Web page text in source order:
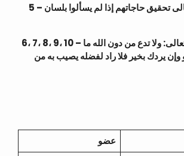
5 – وليس هناك من يعلم ما في ضمير غيره من المطالب والحاجات إلا الله, فكيف يتيسر لغيره تعالى تحقيق حاجاتهم إذا لم يسألوا بلسان
6، 7، 8، 9، 10 – ومما تقدم يتبين أيضا أنه لا يكشف الضر حقيقة إلا الله, ولا يعطي الخير حقيقة إلا هو, كما قال تعالى: ولا تدع من دون الله ما
يردك بخير فلا راد لفضله يصيب به من
عضو